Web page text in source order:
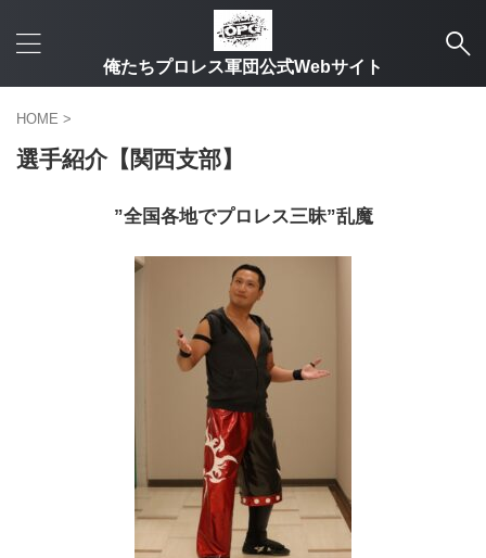
俺たちプロレス軍団公式Webサイト
HOME >
選手紹介【関西支部】
”全国各地でプロレス三昧”乱魔